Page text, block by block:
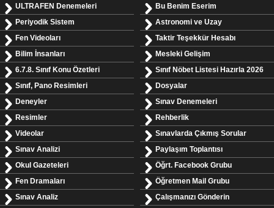
ULTRAFEN Denemeleri
Periyodik Sistem
Fen Videoları
Bilim İnsanları
6.7.8. Sınıf Konu Özetleri
Sınıf, Pano Resimleri
Deneyler
Resimler
Videolar
Sınav Analizi
Okul Gazeteleri
Fen Dramaları
Sınav Analiz
Bu Benim Eserim
Astronomi ve Uzay
Taktir Teşekkür Hesabı
Mesleki Gelişim
Sınıf Nöbet Listesi Hazırla 2026
Dosyalar
Sınav Denemeleri
Rehberlik
Sınavlarda Çıkmış Sorular
Paylaşım Toplantısı
Öğrt. Facebook Grubu
Öğretmen Mail Grubu
Çalışmanızı Gönderin